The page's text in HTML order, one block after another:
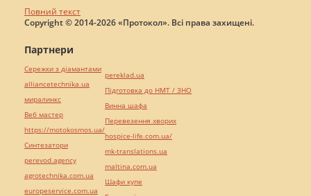
Повний текст
Copyright © 2014-2026 «Протокол». Всі права захищені.
Партнери
Сережки з діамантами
alliancetechnika.ua
миралинкс
Веб мастер
https://motokosmos.ua/
Синтезатори
perevod.agency
agrotechnika.com.ua
europeservice.com.ua
pereklad.ua
Підготовка до НМТ / ЗНО
Винна шафа
Перевезення хворих
hospice-life.com.ua/
mk-translations.ua
maltina.com.ua
Шафи купе